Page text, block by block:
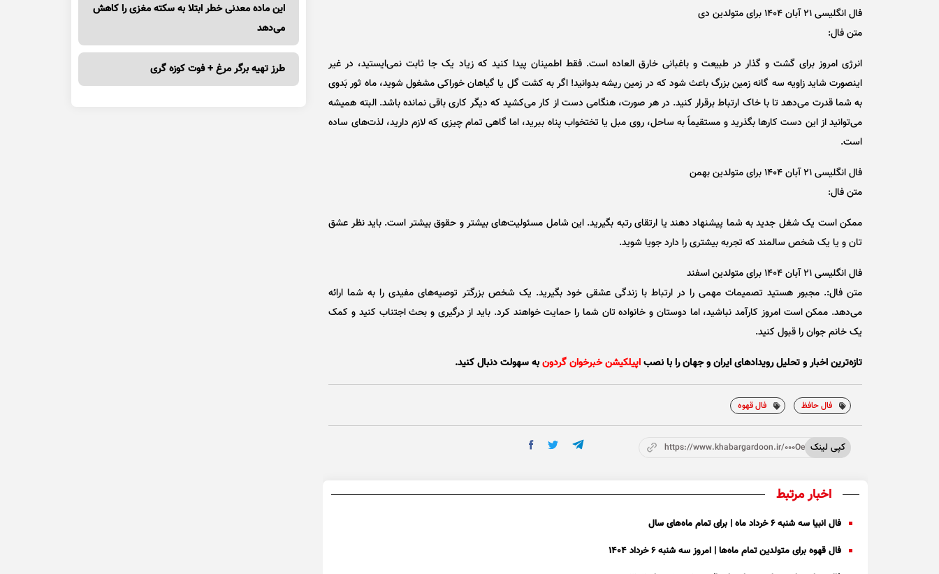
فال انگلیسی ۲۱ آبان ۱۴۰۴ برای متولدین دی
متن فال:
انرژی امروز برای گشت و گذار در طبیعت و باغبانی خارق العاده است. فقط اطمینان پیدا کنید که زیاد یک جا ثابت نمی‌ایستید، در غیر
اینصورت شاید زاویه سه گانه زمین بزرگ باعث شود که در زمین ریشه بدوانید! اگر به کشت گل یا گیاهان خوراکی مشغول شوید، ماه ثور بَدوی
به شما قدرت می‌دهد تا با خاک ارتباط برقرار کنید. در هر صورت، هنگامی دست از کار می‌کشید که دیگر کاری باقی نمانده باشد. البته همیشه
می‌توانید از این دست کار‌ها بگذرید و مستقیماً به ساحل، روی مبل یا تختخواب پناه ببرید، اما گاهی تمام چیزی که لازم دارید، لذت‌های ساده
است.
فال انگلیسی ۲۱ آبان ۱۴۰۴ برای متولدین بهمن
متن فال:
ممکن است یک شغل جدید به شما پیشنهاد دهند یا ارتقای رتبه بگیرید. این شامل مسئولیت‌های بیشتر و حقوق بیشتر است. باید نظر عشق
تان و یا یک شخص سالمند که تجربه بیشتری را دارد جویا شوید.
فال انگلیسی ۲۱ آبان ۱۴۰۴ برای متولدین اسفند
متن فال:. مجبور هستید تصمیمات مهمی را در ارتباط با زندگی عشقی خود بگیرید. یک شخص بزرگتر توصیه‌های مفیدی را به شما ارائه
می‌دهد. ممکن است امروز کارآمد نباشید، اما دوستان و خانواده تان شما را حمایت خواهند کرد. باید از درگیری و بحث اجتناب کنید و کمک
یک خانم جوان را قبول کنید.
تازه‌ترین اخبار و تحلیل‌ رویدادهای ایران و جهان را با نصباپیلکیشن خبرخوان گردونبه سهولت دنبال کنید.
فال حافظ فال قهوه
کپی لینکhttps://www.khabargardoon.ir/000OeU
اخبار مرتبط
فال انبیا سه شنبه ۶ خرداد ماه | برای تمام ماه‌های سال
فال قهوه برای متولدین تمام ماه‌ها | امروز سه شنبه ۶ خرداد ۱۴۰۴
این ماده معدنی خطر ابتلا به سکته مغزی را کاهش
می‌دهد
طرز تهیه برگر مرغ + فوت کوزه گری